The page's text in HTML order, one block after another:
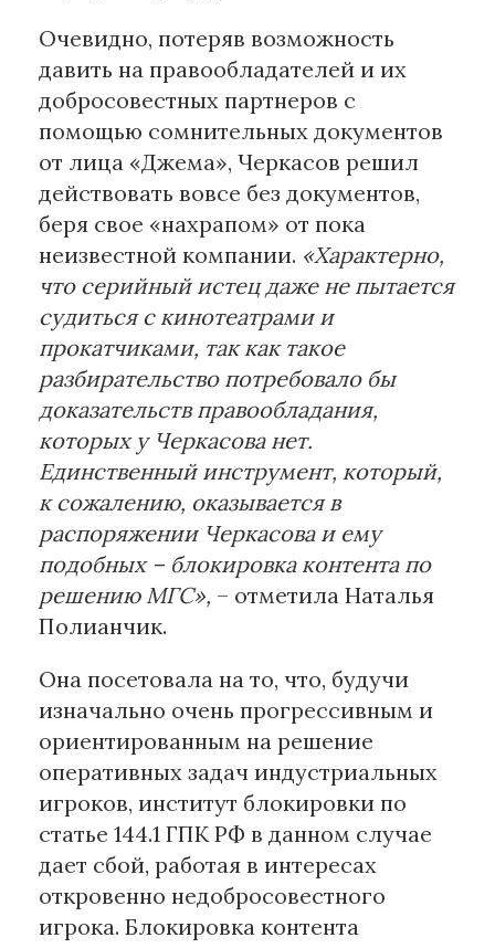
Очевидно, потеряв возможность
давить на правообладателей и их
добросовестных партнеров с
помощью сомнительных документов
от лица «Джема», Черкасов решил
действовать вовсе без документов,
беря свое «нахрапом» от пока
неизвестной компании. «Характерно,
что серийный истец даже не пытается
судиться с кинотеатрами и
прокатчиками, так как такое
разбирательство потребовало бы
доказательств правообладания,
которых у Черкасова нет.
Единственный инструмент, который,
к сожалению, оказывается в
распоряжении Черкасова и ему
подобных – блокировка контента по
решению МГС», – отметила Наталья
Полианчик.
Она посетовала на то, что, будучи
изначально очень прогрессивным и
ориентированным на решение
оперативных задач индустриальных
игроков, институт блокировки по
статье 144.1 ГПК РФ в данном случае
дает сбой, работая в интересах
откровенно недобросовестного
игрока. Блокировка контента